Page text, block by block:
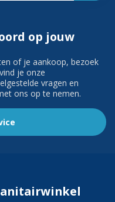
op jouw
of je aankoop, bezoek
je onze
vragen en
ons op te nemen.